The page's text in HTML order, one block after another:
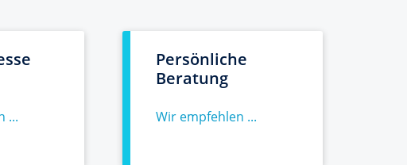
...
Persönliche
Beratung
Wir empfehlen ...